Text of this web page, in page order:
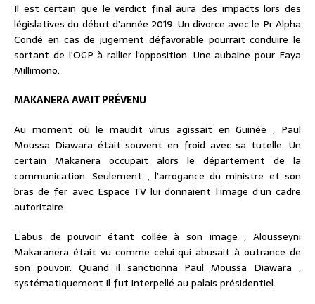
Il est certain que le verdict final aura des impacts lors des
législatives du début d’année 2019. Un divorce avec le Pr Alpha
Condé en cas de jugement défavorable pourrait conduire le
sortant de l’OGP à rallier l’opposition. Une aubaine pour Faya
Millimono.
MAKANERA AVAIT PRÉVENU
Au moment où le maudit virus agissait en Guinée , Paul
Moussa Diawara était souvent en froid avec sa tutelle. Un
certain Makanera occupait alors le département de la
communication. Seulement , l’arrogance du ministre et son
bras de fer avec Espace TV lui donnaient l’image d’un cadre
autoritaire.
L’abus de pouvoir étant collée à son image , Alousseyni
Makaranera était vu comme celui qui abusait à outrance de
son pouvoir. Quand il sanctionna Paul Moussa Diawara ,
systématiquement il fut interpellé au palais présidentiel.